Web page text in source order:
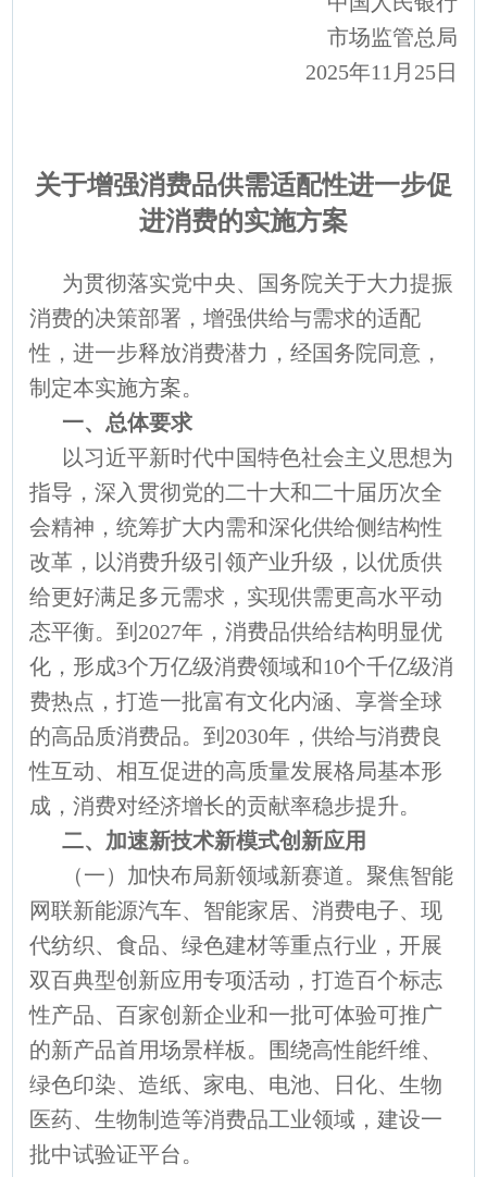
市场监管总局
2025年11月25日
关于增强消费品供需适配性进一步促
进消费的实施方案
为贯彻落实党中央、国务院关于大力提振
消费的决策部署，增强供给与需求的适配
性，进一步释放消费潜力，经国务院同意，
制定本实施方案。
一、总体要求
以习近平新时代中国特色社会主义思想为
指导，深入贯彻党的二十大和二十届历次全
会精神，统筹扩大内需和深化供给侧结构性
改革，以消费升级引领产业升级，以优质供
给更好满足多元需求，实现供需更高水平动
态平衡。到2027年，消费品供给结构明显优
化，形成3个万亿级消费领域和10个千亿级消
费热点，打造一批富有文化内涵、享誉全球
的高品质消费品。到2030年，供给与消费良
性互动、相互促进的高质量发展格局基本形
成，消费对经济增长的贡献率稳步提升。
二、加速新技术新模式创新应用
（一）加快布局新领域新赛道。聚焦智能
网联新能源汽车、智能家居、消费电子、现
代纺织、食品、绿色建材等重点行业，开展
双百典型创新应用专项活动，打造百个标志
性产品、百家创新企业和一批可体验可推广
的新产品首用场景样板。围绕高性能纤维、
绿色印染、造纸、家电、电池、日化、生物
医药、生物制造等消费品工业领域，建设一
批中试验证平台。